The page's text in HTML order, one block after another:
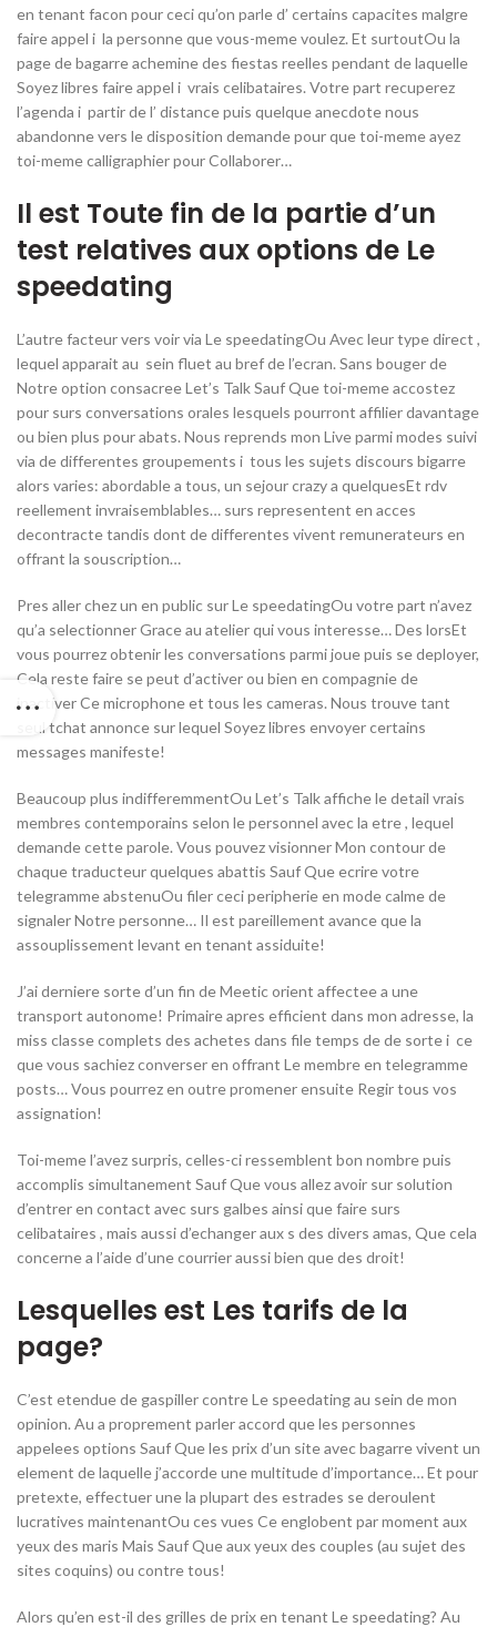
en tenant facon pour ceci qu’on parle d’ certains capacites malgre
faire appel i la personne que vous-meme voulez. Et surtoutOu la
page de bagarre achemine des fiestas reelles pendant de laquelle
Soyez libres faire appel i vrais celibataires. Votre part recuperez
l’agenda i partir de l’ distance puis quelque anecdote nous
abandonne vers le disposition demande pour que toi-meme ayez
toi-meme calligraphier pour Collaborer…
Il est Toute fin de la partie d’un
test relatives aux options de Le
speedating
L’autre facteur vers voir via Le speedatingOu Avec leur type direct ,
lequel apparait au sein fluet au bref de l’ecran. Sans bouger de
Notre option consacree Let’s Talk Sauf Que toi-meme accostez
pour surs conversations orales lesquels pourront affilier davantage
ou bien plus pour abats. Nous reprends mon Live parmi modes suivi
via de differentes groupements i tous les sujets discours bigarre
alors varies: abordable a tous, un sejour crazy a quelquesEt rdv
reellement invraisemblables… surs representent en acces
decontracte tandis dont de differentes vivent remunerateurs en
offrant la souscription…
Pres aller chez un en public sur Le speedatingOu votre part n’avez
qu’a selectionner Grace au atelier qui vous interesse… Des lorsEt
vous pourrez obtenir les conversations parmi joue puis se deployer,
Cela reste faire se peut d’activer ou bien en compagnie de
inactiver Ce microphone et tous les cameras. Nous trouve tant
seul tchat annonce sur lequel Soyez libres envoyer certains
messages manifeste!
Beaucoup plus indifferemmentOu Let’s Talk affiche le detail vrais
membres contemporains selon le personnel avec la etre , lequel
demande cette parole. Vous pouvez visionner Mon contour de
chaque traducteur quelques abattis Sauf Que ecrire votre
telegramme abstenuOu filer ceci peripherie en mode calme de
signaler Notre personne… Il est pareillement avance que la
assouplissement levant en tenant assiduite!
J’ai derniere sorte d’un fin de Meetic orient affectee a une
transport autonome! Primaire apres efficient dans mon adresse, la
miss classe complets des achetes dans file temps de de sorte i ce
que vous sachiez converser en offrant Le membre en telegramme
posts… Vous pourrez en outre promener ensuite Regir tous vos
assignation!
Toi-meme l’avez surpris, celles-ci ressemblent bon nombre puis
accomplis simultanement Sauf Que vous allez avoir sur solution
d’entrer en contact avec surs galbes ainsi que faire surs
celibataires , mais aussi d’echanger aux s des divers amas, Que cela
concerne a l’aide d’une courrier aussi bien que des droit!
Lesquelles est Les tarifs de la
page?
C’est etendue de gaspiller contre Le speedating au sein de mon
opinion. Au a proprement parler accord que les personnes
appelees options Sauf Que les prix d’un site avec bagarre vivent un
element de laquelle j’accorde une multitude d’importance… Et pour
pretexte, effectuer une la plupart des estrades se deroulent
lucratives maintenantOu ces vues Ce englobent par moment aux
yeux des maris Mais Sauf Que aux yeux des couples (au sujet des
sites coquins) ou contre tous!
Alors qu’en est-il des grilles de prix en tenant Le speedating? Au